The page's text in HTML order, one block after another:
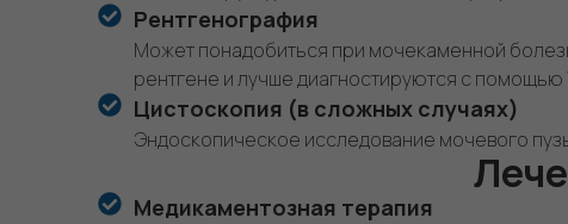
Рентгенография
Может понадобиться при мочекаменной
рентгене и лучше диагностируются с помощью
Цистоскопия (в сложных случаях)
Эндоскопическое исследование мочевого
Медикаментозная терапия